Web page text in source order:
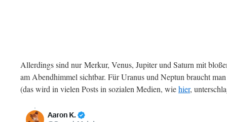
Allerdings sind nur Merkur, Venus, Jupiter und Saturn mit
am Abendhimmel sichtbar. Für Uranus und Neptun braucht
(das wird in vielen Posts in sozialen Medien, wiehier,